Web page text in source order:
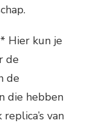
Hier kun je
de
de
die hebben
van